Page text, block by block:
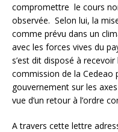
compromettre le cours
observée. Selon lui, la
comme prévu dans un
avec les forces vives du
s’est dit disposé à
commission de la Cedeao
gouvernement sur les
vue d’un retour à l’ordre
A travers cette lettre